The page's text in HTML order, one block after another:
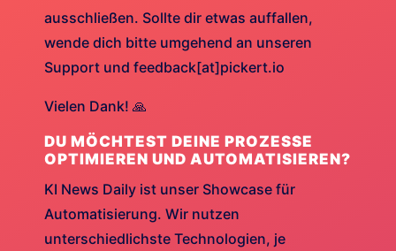
ausschließen. Sollte dir etwas auffallen,
wende dich bitte umgehend an unseren
Support und feedback[at]pickert.io
Vielen Dank! 🙏
DU MÖCHTEST DEINE PROZESSE
OPTIMIEREN UND AUTOMATISIEREN?
KI News Daily ist unser Showcase für
Automatisierung. Wir nutzen
unterschiedlichste Technologien, je